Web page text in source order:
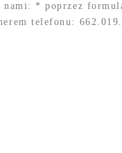
nami: * poprzez
telefonu: